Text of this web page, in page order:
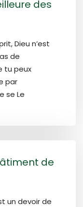
des
Dieu n’est
de
tu peux
par
se Le
de
un devoir de